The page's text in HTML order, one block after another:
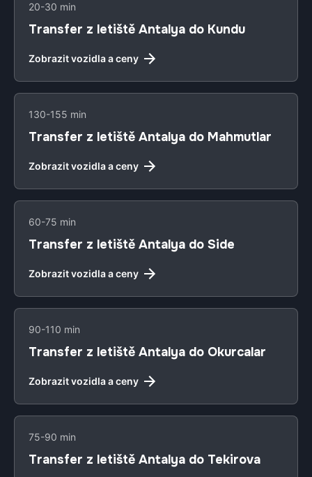
20-30 min
Transfer z letiště Antalya do Kundu
Zobrazit vozidla a ceny
130-155 min
Transfer z letiště Antalya do Mahmutlar
Zobrazit vozidla a ceny
60-75 min
Transfer z letiště Antalya do Side
Zobrazit vozidla a ceny
90-110 min
Transfer z letiště Antalya do Okurcalar
Zobrazit vozidla a ceny
75-90 min
Transfer z letiště Antalya do Tekirova